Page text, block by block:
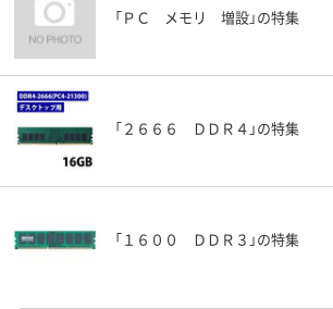
「ＰＣ メモリ 増設」の特集
「２６６６ ＤＤＲ４」の特集
「１６００ ＤＤＲ３」の特集